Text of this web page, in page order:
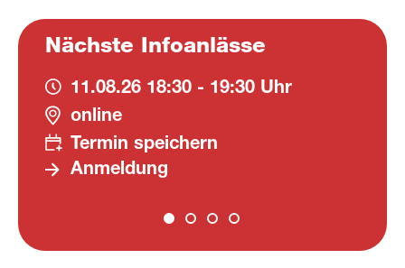
Nächste Infoanlässe
11.08.26 18:30 - 19:30 Uhr
online
Termin speichern
Anmeldung